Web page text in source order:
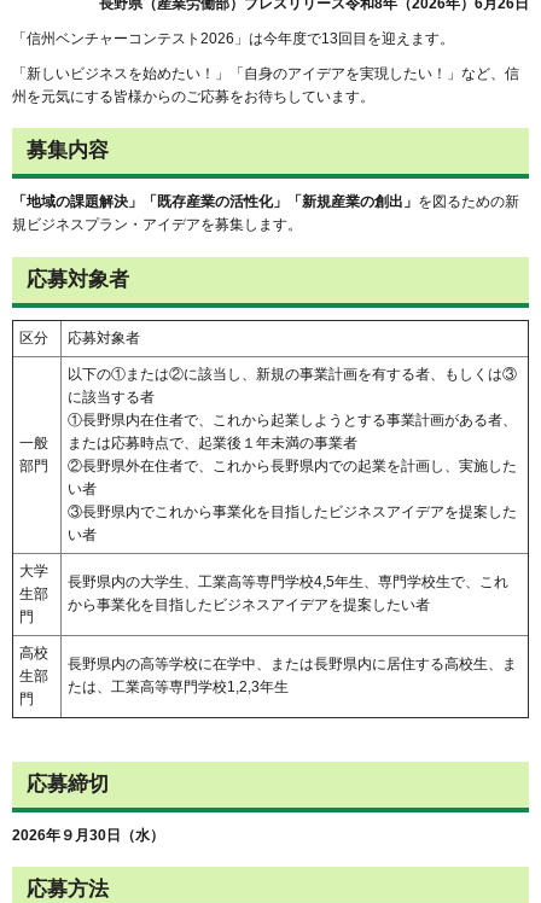
長野県（産業労働部）プレスリリース令和8年（2026年）6月26日
「信州ベンチャーコンテスト2026」は今年度で13回目を迎えます。
「新しいビジネスを始めたい！」「自身のアイデアを実現したい！」など、信
州を元気にする皆様からのご応募をお待ちしています。
募集内容
「地域の課題解決」「既存産業の活性化」「新規産業の創出」 を図るための新
規ビジネスプラン・アイデアを募集します。
応募対象者
区分 応募対象者
一般
部門
以下の①または②に該当し、新規の事業計画を有する者、もしくは③
に該当する者
①長野県内在住者で、これから起業しようとする事業計画がある者、
または応募時点で、起業後１年未満の事業者
②長野県外在住者で、これから長野県内での起業を計画し、実施した
い者
③長野県内でこれから事業化を目指したビジネスアイデアを提案した
い者
大学
生部
門
長野県内の大学生、工業高等専門学校4,5年生、専門学校生で、これ
から事業化を目指したビジネスアイデアを提案したい者
高校
生部
門
長野県内の高等学校に在学中、または長野県内に居住する高校生、ま
たは、工業高等専門学校1,2,3年生
応募締切
2026年９月30日（水）
応募方法